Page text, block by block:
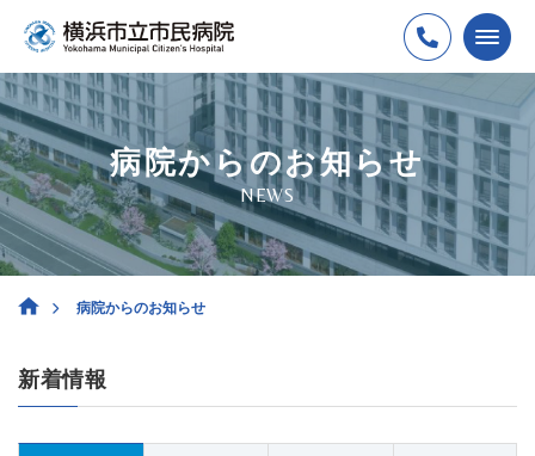
病院からのお知らせ
NEWS
病院からのお知らせ
新着情報